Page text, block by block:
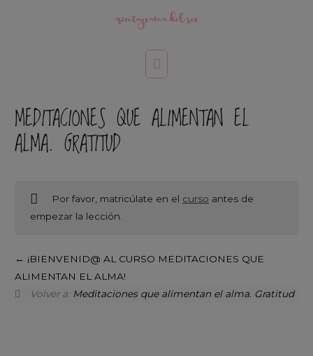
MEDITACIONES QUE ALIMENTAN EL
ALMA. GRATITUD
Por favor, matricúlate en el curso antes de
empezar la lección.
¡BIENVENID@ AL CURSO MEDITACIONES QUE
ALIMENTAN EL ALMA!
Volver a: Meditaciones que alimentan el alma. Gratitud